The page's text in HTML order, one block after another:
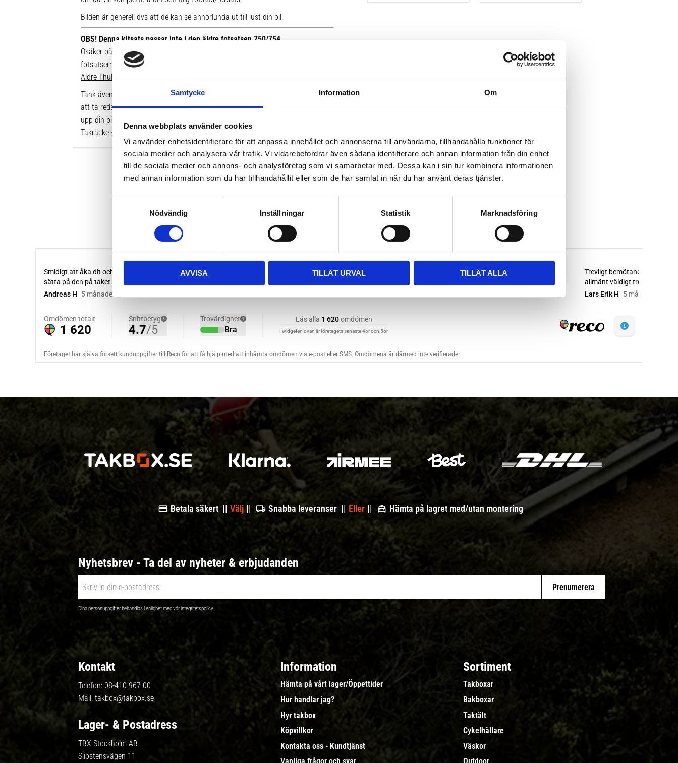
Samtycke Information Om
Denna webbplats använder cookies
Vi använder enhetsidentifierare för att anpassa innehållet och annonserna till användarna, tillhandahålla funktioner för
sociala medier och analysera vår trafik. Vi vidarebefordrar även sådana identifierare och annan information från din enhet
till de sociala medier och annons- och analysföretag som vi samarbetar med. Dessa kan i sin tur kombinera informationen
med annan information som du har tillhandahållit eller som de har samlat in när du har använt deras tjänster.
k
e
s
Nödvändig Inställningar Statistik Marknadsföring
AVVISA TILLÅT URVAL TILLÅT ALLA
Bilden är generell dvs att de kan se annorlunda ut till just din bil.
OBS! Denna kitsats passar inte i den äldre fotsatsen 750/754.
Osäker på vilken fot du har sedan tidigare? Här kan du se bilder på de äldre
fotsatserna:
Äldre Thule fotsatser som inte går att komplettera med nya kitsatser >>
Tänk även på att dina rör över taket behöver vara i rätt längd. Enklaste sättet
att ta reda på vilken längd du ska ha är att gå till våra kompletta paket, leta
upp din bil. Där ser du enkelt vilken längd som passar.
Takräcke - kompletta paket >>
Betala säkert || Välj || Snabba leveranser || Eller || Hämta på lagret med/utan montering
Nyhetsbrev - Ta del av nyheter & erbjudanden
Prenumerera
Dina personuppgifter behandlas i enlighet med vårintegritetspolicy.
Kontakt
Telefon: 08-410 967 00
Mail: takbox@takbox.se
Lager- & Postadress
TBX Stockholm AB
Slipstensvägen 11
Information
Hämta på vårt lager/Öppettider
Hur handlar jag?
Hyr takbox
Köpvillkor
Kontakta oss - Kundtjänst
Sortiment
Takboxar
Bakboxar
Taktält
Cykelhållare
Väskor